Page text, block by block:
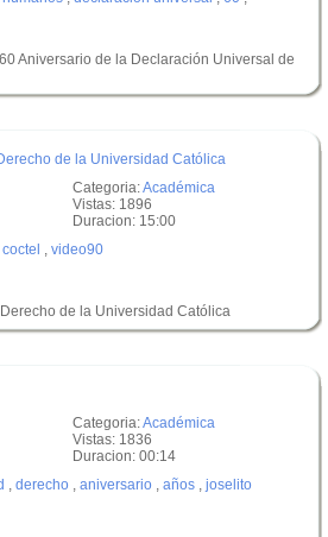
Aniversario de la Declaración Universal de
de la Universidad Católica
Categoria:Académica
Vistas: 1896
Duracion: 15:00
coctel , video90
de la Universidad Católica
Categoria:Académica
Vistas: 1836
Duracion: 00:14
, derecho , aniversario , años , joselito